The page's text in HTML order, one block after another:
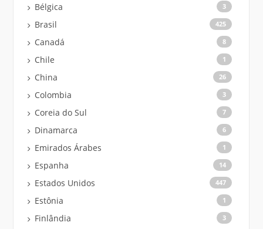
Bélgica 3
Brasil 425
Canadá 8
Chile 1
China 26
Colombia 3
Coreia do Sul 7
Dinamarca 6
Emirados Árabes 1
Espanha 14
Estados Unidos 447
Estônia 1
Finlândia 3